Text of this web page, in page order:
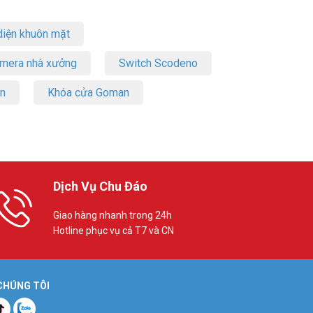
khuôn mặt
nhà xưởng Switch Scodeno
Khóa cửa Goman
Dịch Vụ Chu Đáo
Giao hàng nhanh trong 24h
Hotline phục vụ cả T7 và CN
TÔI